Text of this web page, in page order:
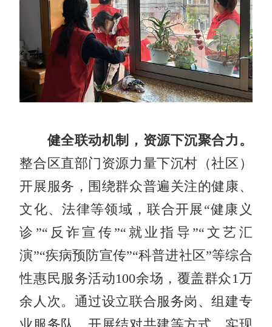
健全联动机制，资源下沉聚合力。
整合区直部门资源力量下沉村（社区）
开展服务，围绕群众普遍关注的健康、
文化、法律等领域，联合开展“健康义
诊”“反诈宣传”“就业指导”“文艺汇
演”“疾病预防宣传”“科普进社区”等综合
性惠民服务活动100余场，覆盖群众1万
余人次。通过设立联合服务岗、组建专